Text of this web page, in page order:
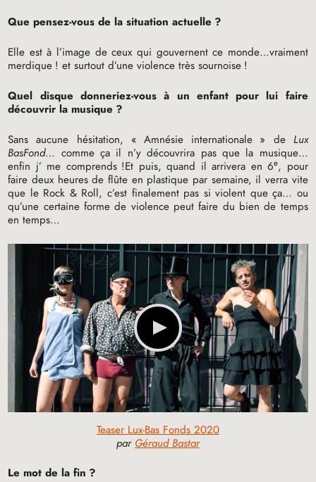
Que pensez-vous de la situation actuelle ?
Elle est à l’image de ceux qui gouvernent ce monde…vraiment
merdique ! et surtout d’une violence très sournoise !
Quel disque donneriez-vous à un enfant pour lui faire
découvrir la musique ?
Sans aucune hésitation, « Amnésie internationale » de Lux
BasFond… comme ça il n’y découvrira pas que la musique…
enfin j’ me comprends !Et puis, quand il arrivera en 6e, pour
faire deux heures de flûte en plastique par semaine, il verra vite
que le Rock & Roll, c’est finalement pas si violent que ça… ou
qu’une certaine forme de violence peut faire du bien de temps
en temps…
Teaser Lux-Bas Fonds 2020
par Géraud Bastar
Le mot de la fin ?